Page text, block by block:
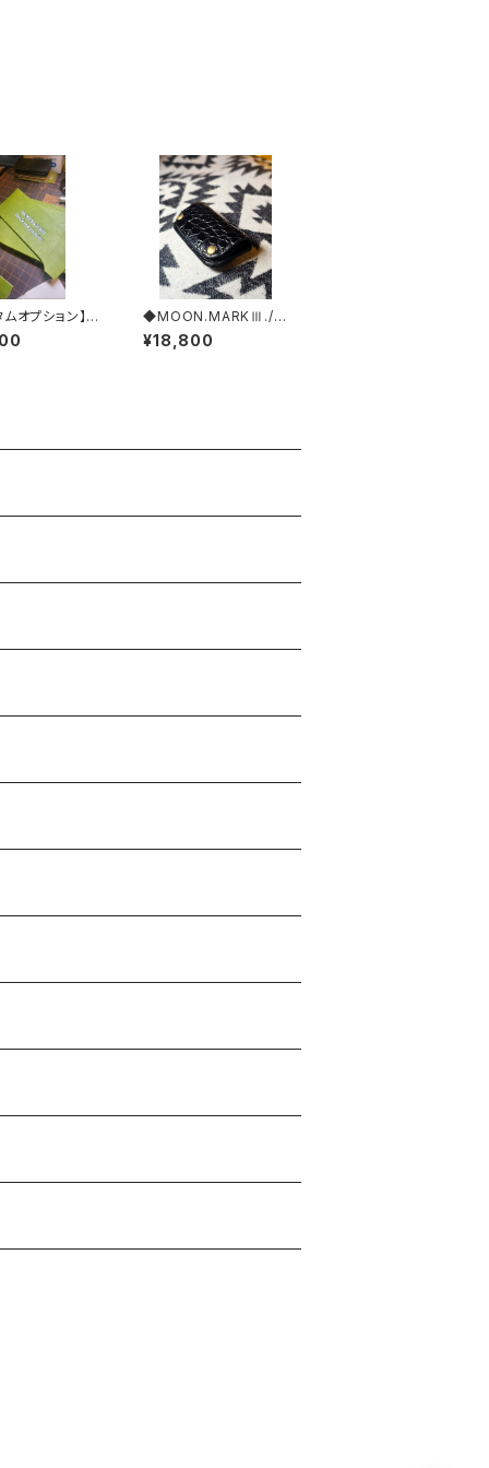
ムオプション】※
れ加工
◆MOON.MARKⅢ./S
&B.Crocodile. Coin
Case.xxx. Black.Edi
¥18,800